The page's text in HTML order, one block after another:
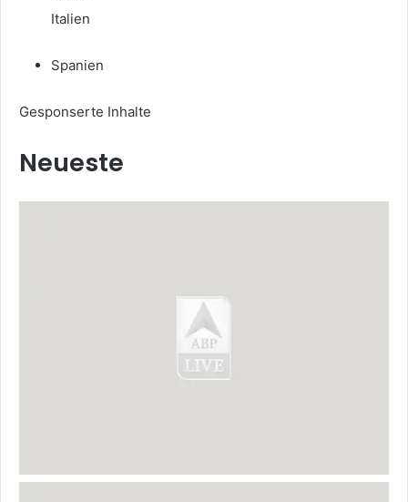
Italien
Spanien
Gesponserte Inhalte
Neueste